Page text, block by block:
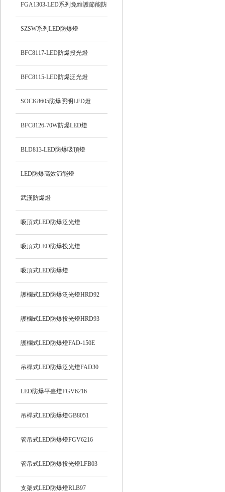
爆燈
FGA1303-LED系列免維護節能防
爆燈
SZSW系列LED防爆燈
BFC8117-LED防爆投光燈
BFC8115-LED防爆泛光燈
SOCK8605防爆照明LED燈
BFC8126-70W防爆LED燈
BLD813-LED防爆吸頂燈
LED防爆高效節能燈
武漢防爆燈
吸頂式LED防爆泛光燈
吸頂式LED防爆投光燈
吸頂式LED防爆燈
護欄式LED防爆泛光燈HRD92
護欄式LED防爆投光燈HRD93
護欄式LED防爆燈FAD-150E
吊桿式LED防爆泛光燈FAD30
LED防爆平臺燈FGV6216
吊桿式LED防爆燈GB8051
管吊式LED防爆燈FGV6216
管吊式LED防爆投光燈LFB03
支架式LED防爆燈RLB97